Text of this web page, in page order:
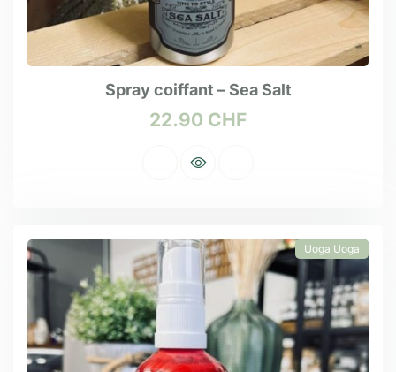
Spray coiffant – Sea Salt
22.90 CHF
Uoga Uoga